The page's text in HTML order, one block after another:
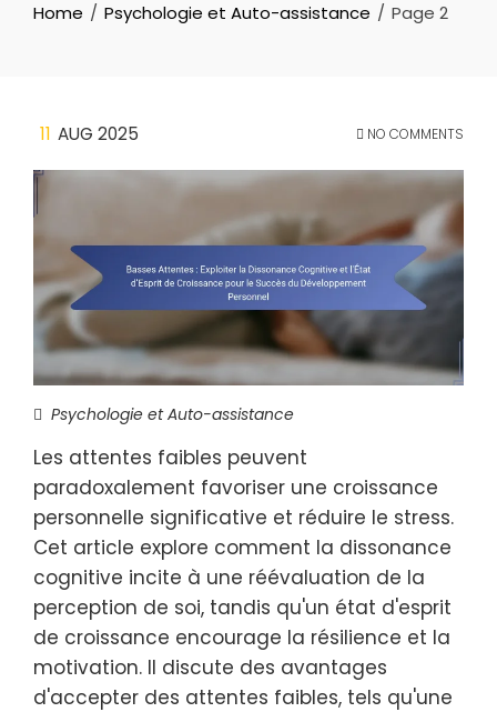
Home Psychologie et Auto-assistance Page 2
11 AUG 2025 NO COMMENTS
Psychologie et Auto-assistance
Les attentes faibles peuvent
paradoxalement favoriser une croissance
personnelle significative et réduire le stress.
Cet article explore comment la dissonance
cognitive incite à une réévaluation de la
perception de soi, tandis qu'un état d'esprit
de croissance encourage la résilience et la
motivation. Il discute des avantages
d'accepter des attentes faibles, tels qu'une